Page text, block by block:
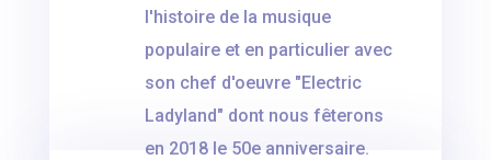
l'histoire de la musique
populaire et en particulier avec
son chef d'oeuvre "Electric
Ladyland" dont nous fêterons
en 2018 le 50e anniversaire.